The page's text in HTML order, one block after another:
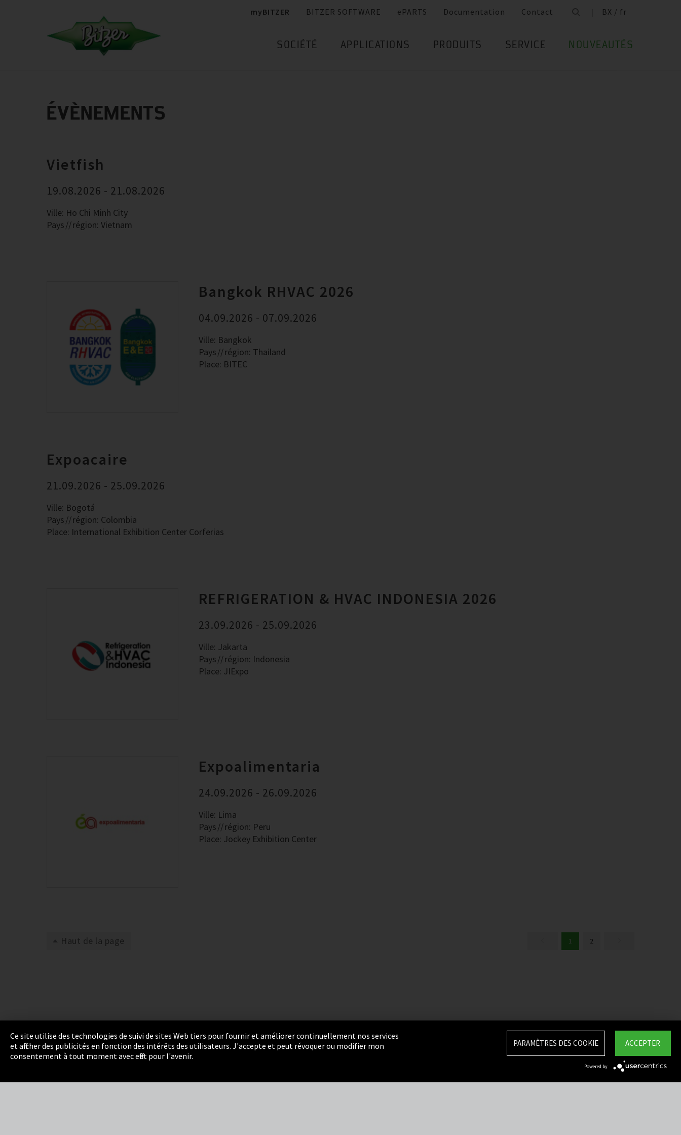
myBITZER BITZER SOFTWARE ePARTS Documentation Contact BX / fr
SOCIÉTÉ APPLICATIONS PRODUITS SERVICE NOUVEAUTÉS
ÉVÈNEMENTS
Vietfish
19.08.2026 - 21.08.2026
Ville: Ho Chi Minh City
Pays
région: Vietnam
Bangkok RHVAC 2026
04.09.2026 - 07.09.2026
Ville: Bangkok
Pays
région: Thailand
Place: BITEC
Expoacaire
21.09.2026 - 25.09.2026
Ville: Bogotá
Pays
région: Colombia
Place: International Exhibition Center Corferias
REFRIGERATION & HVAC INDONESIA 2026
23.09.2026 - 25.09.2026
Ville: Jakarta
Pays
région: Indonesia
Place: JIExpo
Expoalimentaria
24.09.2026 - 26.09.2026
Ville: Lima
Pays
région: Peru
Place: Jockey Exhibition Center
Haut de la page 1 2
Empreinte Protection des données
Ce site utilise des technologies de suivi de sites Web tiers pour fournir et améliorer continuellement nos services
et afficher des publicités en fonction des intérêts des utilisateurs. J'accepte et peut révoquer ou modifier mon
consentement à tout moment avec effet pour l'avenir.
ACCEPTER
PARAMÈTRES DES COOKIE
Powered by